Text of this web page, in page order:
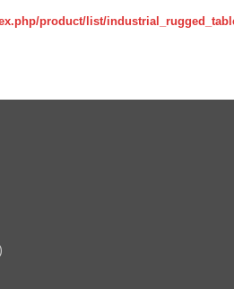
product/list/